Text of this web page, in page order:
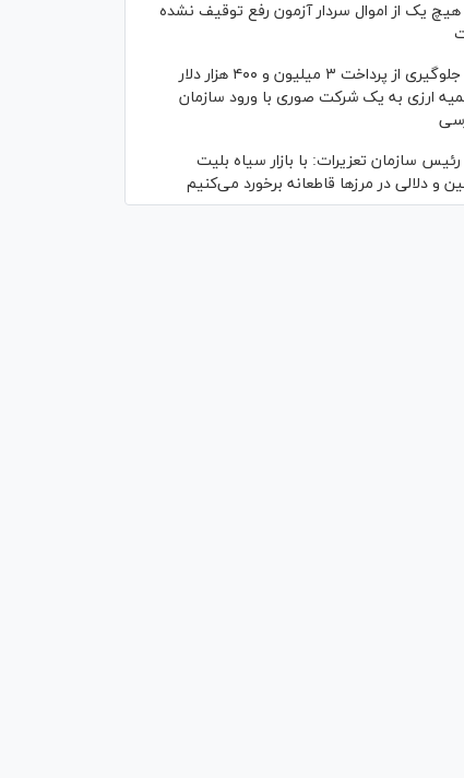
هیچ یک از اموال سردار آزمون رفع توقیف نشده
جلوگیری از پرداخت ۳ میلیون و ۴۰۰ هزار دلار
ارزی به یک شرکت صوری با ورود سازمان
رئیس سازمان تعزیرات: با بازار سیاه بلیت
و دلالی در مرز‌ها قاطعانه برخورد می‌کنیم